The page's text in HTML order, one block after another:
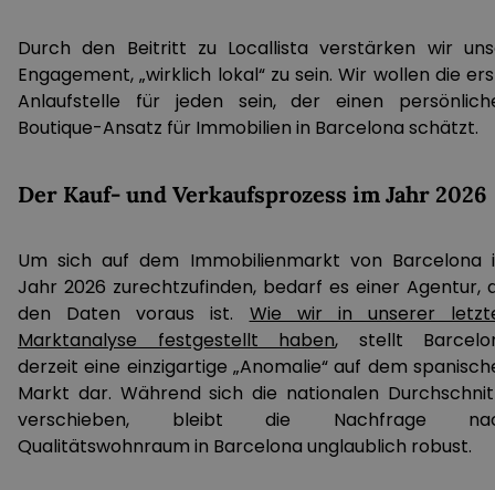
Durch den Beitritt zu Locallista verstärken wir
Engagement, „wirklich lokal“ zu sein. Wir wollen die
Anlaufstelle für jeden sein, der einen
Boutique-Ansatz für Immobilien in Barcelona schätzt.
Der Kauf- und Verkaufsprozess im Jahr 2026
Um sich auf dem Immobilienmarkt von Barcelona
Jahr 2026 zurechtzufinden, bedarf es einer Agentur,
den Daten voraus ist. Wie wir in unserer
Marktanalyse festgestellt haben, stellt
derzeit eine einzigartige „Anomalie“ auf dem
Markt dar. Während sich die nationalen
verschieben, bleibt die Nachfrage
Qualitätswohnraum in Barcelona unglaublich robust.